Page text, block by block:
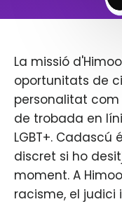
La missió
oportunitats de
personalitat com
de trobada en
LGBT+.
discret si ho
moment. A
racisme, el